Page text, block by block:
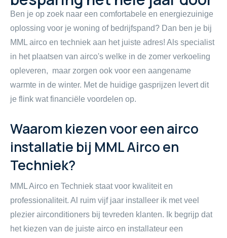
Ben je op zoek naar een comfortabele en energiezuinige
oplossing voor je woning of bedrijfspand? Dan ben je bij
MML airco en techniek aan het juiste adres! Als specialist
in het plaatsen van airco's welke in de zomer verkoeling
opleveren, maar zorgen ook voor een aangename
warmte in de winter. Met de huidige gasprijzen levert dit
je flink wat financiële voordelen op.
Waarom kiezen voor een airco
installatie bij MML Airco en
Techniek?
MML Airco en Techniek staat voor kwaliteit en
professionaliteit. Al ruim vijf jaar installeer ik met veel
plezier airconditioners bij tevreden klanten. Ik begrijp dat
het kiezen van de juiste airco en installateur een